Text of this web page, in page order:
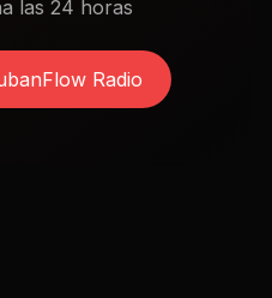
las 24 horas
Radio